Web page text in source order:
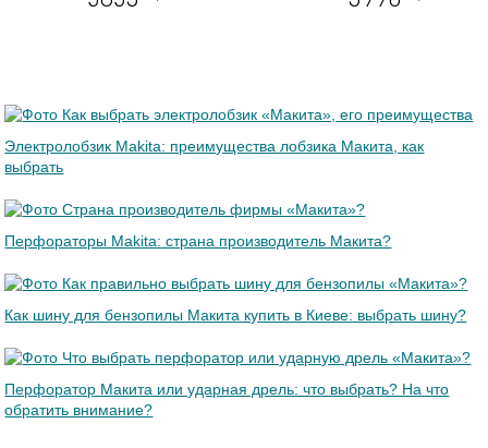
Электролобзик Makita: преимущества лобзика Макита, как
выбрать
Перфораторы Makita: страна производитель Макита?
Как шину для бензопилы Макита купить в Киеве: выбрать шину?
Перфоратор Макита или ударная дрель: что выбрать? На что
обратить внимание?